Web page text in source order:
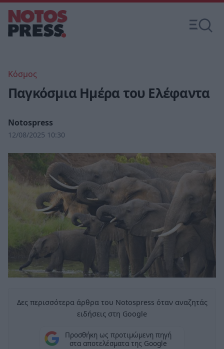
Κόσμος
Παγκόσμια Ημέρα του Ελέφαντα
Notospress
12/08/2025 10:30
Δες περισσότερα άρθρα του Notospress όταν αναζητάς
ειδήσεις στη Google
Προσθήκη ως προτιμώμενη πηγή
στα αποτελέσματα της Google